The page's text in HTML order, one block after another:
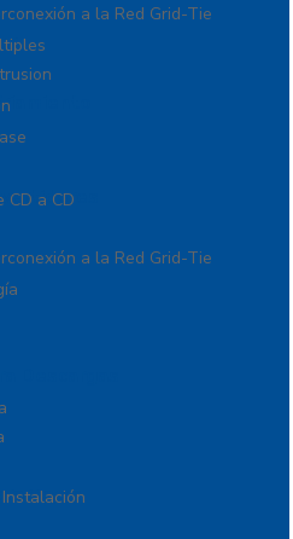
a la Red Grid-Tie
CD a CD
a la Red Grid-Tie
Descargas